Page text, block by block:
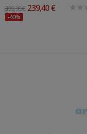
399,00 € 239,40 €
-40%